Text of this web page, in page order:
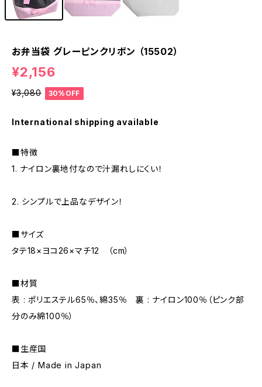
お弁当袋 グレーピンクリボン （15502）
¥2,156
¥3,080 30%OFF
International shipping available
■特徴
1. ナイロン裏地付なので汁漏れしにくい！
2. シンプルで上品なデザイン！
■サイズ
タテ18×ヨコ26×マチ12 （cm）
■材質
表 : ポリエステル65％、綿35％ 裏 : ナイロン100％（ピンク部
分のみ綿100％）
■生産国
日本 / Made in Japan